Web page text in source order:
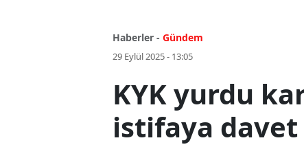
Haberler - Gündem
29 Eylül 2025 - 13:05
KYK yurdu
istifaya